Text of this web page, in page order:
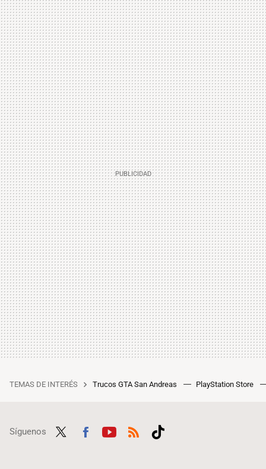
TEMAS DE INTERÉS Trucos GTA San Andreas PlayStation Store
Síguenos